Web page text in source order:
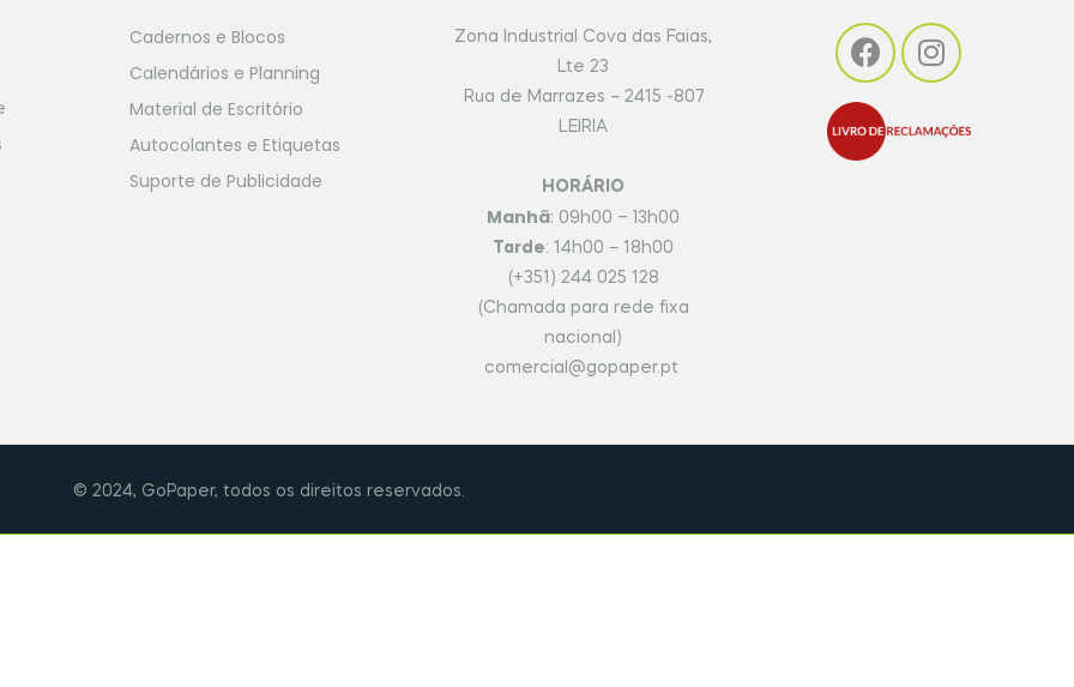
Cadernos e Blocos
Calendários e Planning
Material de Escritório
Autocolantes e Etiquetas
Suporte de Publicidade
Zona Industrial Cova das Faias,
Lte 23
Rua de Marrazes – 2415 -807
LEIRIA
HORÁRIO
Manhã: 09h00 – 13h00
Tarde: 14h00 – 18h00
(+351) 244 025 128
(Chamada para rede fixa
nacional)
comercial@gopaper.pt
© 2024, GoPaper, todos os direitos reservados.